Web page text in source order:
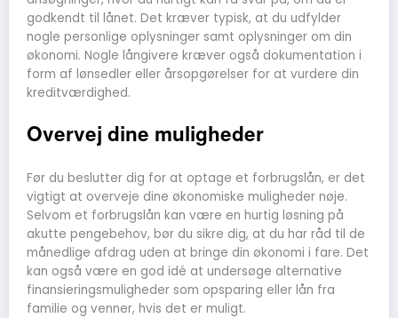
godkendt til lånet. Det kræver typisk, at du udfylder
nogle personlige oplysninger samt oplysninger om din
økonomi. Nogle långivere kræver også dokumentation i
form af lønsedler eller årsopgørelser for at vurdere din
kreditværdighed.
Overvej dine muligheder
Før du beslutter dig for at optage et forbrugslån, er det
vigtigt at overveje dine økonomiske muligheder nøje.
Selvom et forbrugslån kan være en hurtig løsning på
akutte pengebehov, bør du sikre dig, at du har råd til de
månedlige afdrag uden at bringe din økonomi i fare. Det
kan også være en god idé at undersøge alternative
finansieringsmuligheder som opsparing eller lån fra
familie og venner, hvis det er muligt.